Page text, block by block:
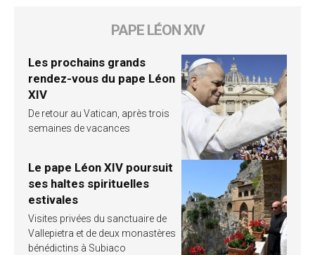
PAPE LÉON XIV
Les prochains grands
rendez-vous du pape Léon
XIV
De retour au Vatican, après trois
semaines de vacances
Le pape Léon XIV poursuit
ses haltes spirituelles
estivales
Visites privées du sanctuaire de
Vallepietra et de deux monastères
bénédictins à Subiaco